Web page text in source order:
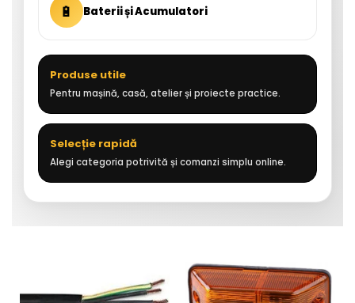
🔋 Baterii și Acumulatori
Produse utile
Pentru mașină, casă, atelier și proiecte practice.
Selecție rapidă
Alegi categoria potrivită și comanzi simplu online.